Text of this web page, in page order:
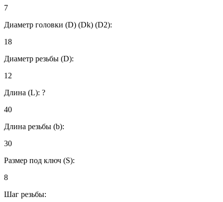
7
Диаметр головки (D) (Dk) (D2):
18
Диаметр резьбы (D):
12
Длина (L): ?
40
Длина резьбы (b):
30
Размер под ключ (S):
8
Шаг резьбы: